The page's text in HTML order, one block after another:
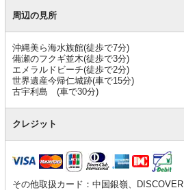
周辺の見所
沖縄美ら海水族館(徒歩で7分)
備瀬のフクギ並木(徒歩で3分)
エメラルドビーチ(徒歩で2分)
世界遺産今帰仁城跡(車で15分)
古宇利島 (車で30分)
クレジット
その他取扱カード：中国銀嶺、DISCOVER